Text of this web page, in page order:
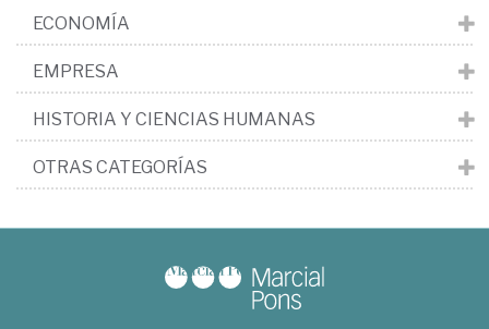
ECONOMÍA
EMPRESA
HISTORIA Y CIENCIAS HUMANAS
OTRAS CATEGORÍAS